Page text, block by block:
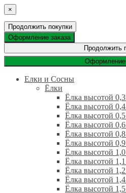
×
Продолжить покупки
Оформление заказа
Продолжить
Оформление
Елки и Сосны
Ёлки
Ёлка высотой
Ёлка высотой
Ёлка высотой
Ёлка высотой
Ёлка высотой
Ёлка высотой
Ёлка высотой
Ёлка высотой
Ёлка высотой
Ёлка высотой
Ёлка высотой